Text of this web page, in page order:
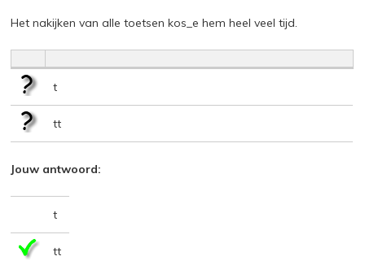
Het nakijken van alle toetsen kos_e hem heel veel tijd.
t
tt
Jouw antwoord:
t
tt